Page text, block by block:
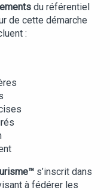
du référentiel
de cette démarche
:
s’inscrit dans
à fédérer les